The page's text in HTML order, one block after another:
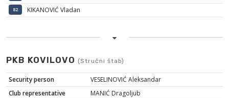
82 KIKANOVIĆ Vladan
PKB KOVILOVO (Stručni štab)
Security person
VESELINOVIĆ Aleksandar
Club representative
MANIĆ Dragoljub